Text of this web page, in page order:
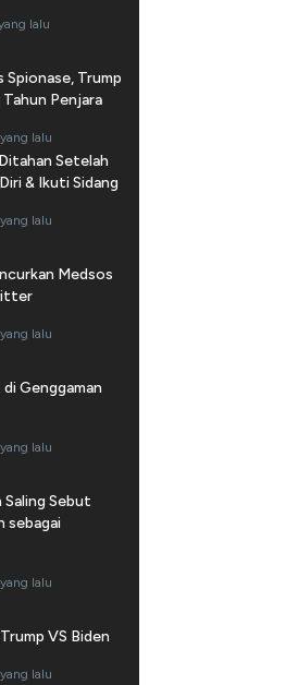
lalu
Spionase, Trump
Penjara
lalu
Setelah
& Ikuti Sidang
lalu
Medsos
lalu
di Genggaman
lalu
Saling Sebut
sebagai
lalu
VS Biden
lalu